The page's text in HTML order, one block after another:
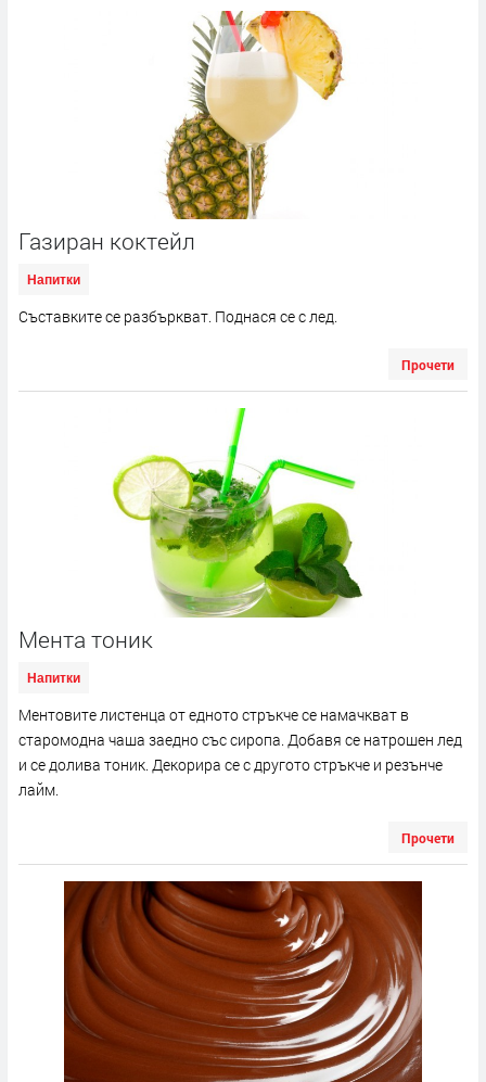
Газиран коктейл
Напитки
Съставките се разбъркват. Поднася се с лед.
Прочети
Мента тоник
Напитки
Ментовите листенца от едното стръкче се намачкват в
старомодна чаша заедно със сиропа. Добавя се натрошен лед
и се долива тоник. Декорира се с другото стръкче и резънче
лайм.
Прочети